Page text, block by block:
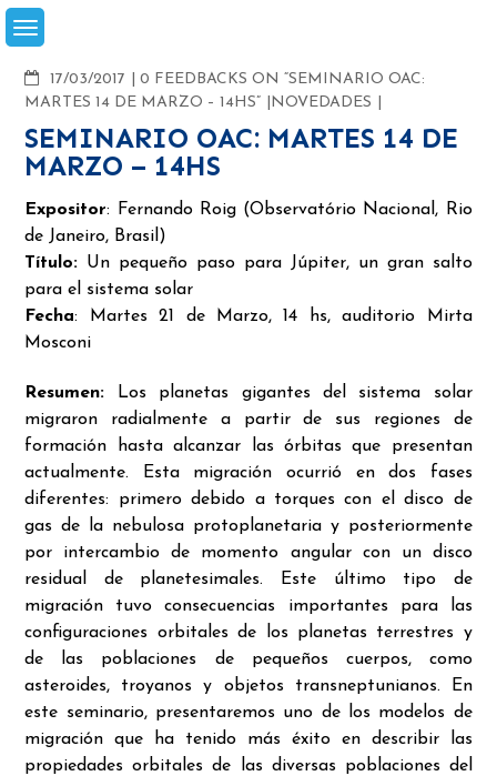
Skip
to
17/03/2017
COMMENTS
0 FEEDBACKS ON “SEMINARIO OAC:
MARTES 14 DE MARZO – 14HS”
NOVEDADES
SEMINARIO OAC: MARTES 14 DE
MARZO – 14HS
Expositor: Fernando Roig (Observatório Nacional, Rio
de Janeiro, Brasil)
Título: Un pequeño paso para Júpiter, un gran salto
para el sistema solar
Fecha: Martes 21 de Marzo, 14 hs, auditorio Mirta
Mosconi
Resumen:
Los planetas gigantes del sistema solar
migraron radialmente a partir de sus regiones de
formación hasta alcanzar las órbitas que presentan
actualmente. Esta migración ocurrió en dos fases
diferentes: primero debido a torques con el disco de
gas de la nebulosa protoplanetaria y posteriormente
por intercambio de momento angular con un disco
residual de planetesimales. Este último tipo de
migración tuvo consecuencias importantes para las
configuraciones orbitales de los planetas terrestres y
de las poblaciones de pequeños cuerpos, como
asteroides, troyanos y objetos transneptunianos. En
este seminario, presentaremos uno de los modelos de
migración que ha tenido más éxito en describir las
propiedades orbitales de las diversas poblaciones del